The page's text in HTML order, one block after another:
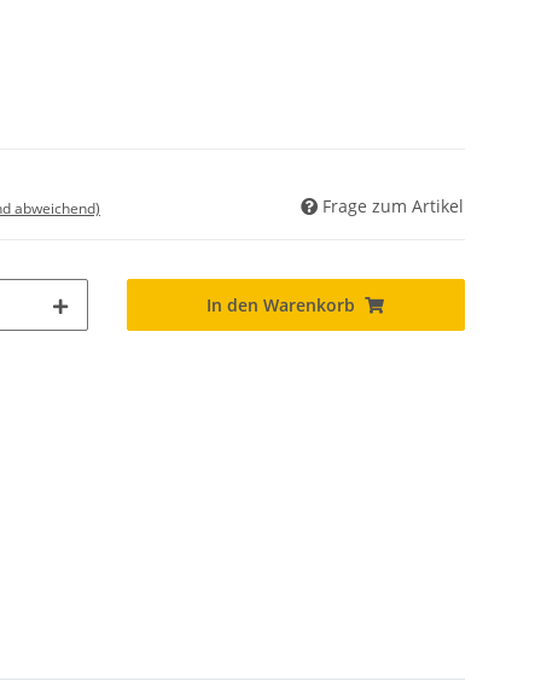
abweichend) Frage zum Artikel
In den Warenkorb